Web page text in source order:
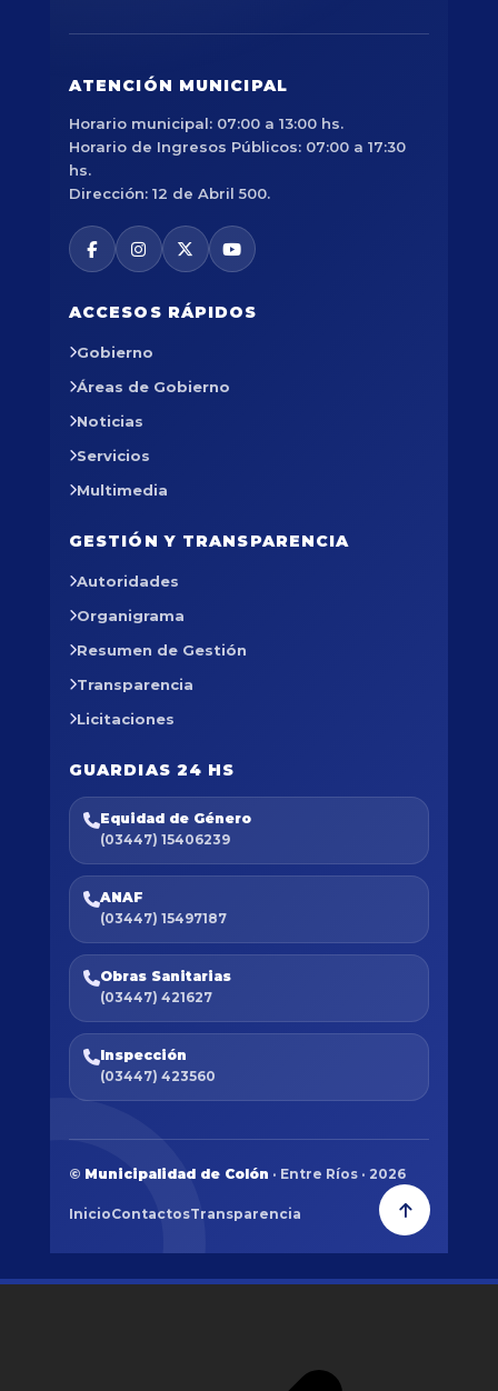
ATENCIÓN MUNICIPAL
Horario municipal: 07:00 a 13:00 hs.
Horario de Ingresos Públicos: 07:00 a 17:30
hs.
Dirección: 12 de Abril 500.
ACCESOS RÁPIDOS
Gobierno
Áreas de Gobierno
Noticias
Servicios
Multimedia
GESTIÓN Y TRANSPARENCIA
Autoridades
Organigrama
Resumen de Gestión
Transparencia
Licitaciones
GUARDIAS 24 HS
Equidad de Género
(03447) 15406239
ANAF
(03447) 15497187
Obras Sanitarias
(03447) 421627
Inspección
(03447) 423560
© Municipalidad de Colón · Entre Ríos · 2026
InicioContactosTransparencia